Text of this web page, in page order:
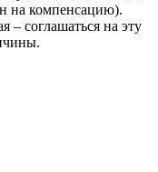
на компенсацию).
– соглашаться на эту